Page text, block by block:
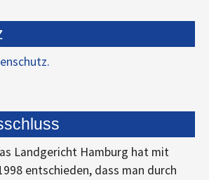
Landgericht Hamburg hat mit
entschieden, dass man durch